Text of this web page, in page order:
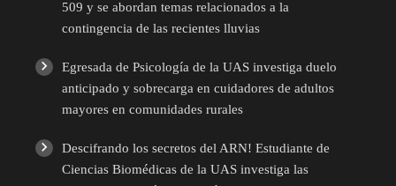
509 y se abordan temas relacionados a la
contingencia de las recientes lluvias
Egresada de Psicología de la UAS investiga duelo
anticipado y sobrecarga en cuidadores de adultos
mayores en comunidades rurales
Descifrando los secretos del ARN! Estudiante de
Ciencias Biomédicas de la UAS investiga las